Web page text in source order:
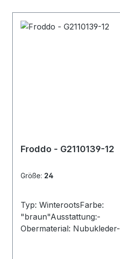
Froddo - G2110139-12
Größe: 24
Typ: WinterootsFarbe:
"braun"Ausstattung:-
Obermaterial: Nubukleder-